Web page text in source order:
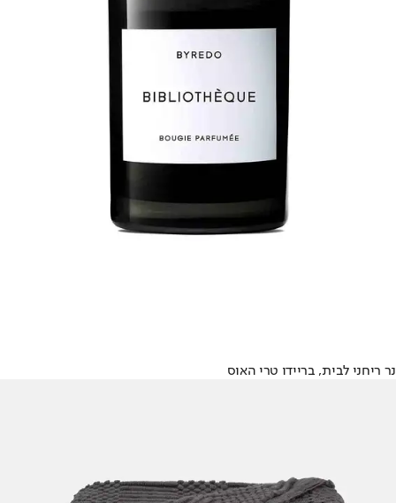
נר ריחני לבית, בריידו טרי האוס